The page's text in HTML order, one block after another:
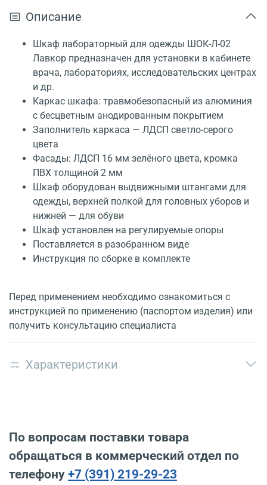
Описание
Шкаф лабораторный для одежды ШОК-Л-02
Лавкор предназначен для установки в кабинете
врача, лабораториях, исследовательских центрах
и др.
Каркас шкафа: травмобезопасный из алюминия
с бесцветным анодированным покрытием
Заполнитель каркаса — ЛДСП светло-серого
цвета
Фасады: ЛДСП 16 мм зелёного цвета, кромка
ПВХ толщиной 2 мм
Шкаф оборудован выдвижными штангами для
одежды, верхней полкой для головных уборов и
нижней — для обуви
Шкаф установлен на регулируемые опоры
Поставляется в разобранном виде
Инструкция по сборке в комплекте
Перед применением необходимо ознакомиться с
инструкцией по применению (паспортом изделия) или
получить консультацию специалиста
Характеристики
По вопросам поставки товара
обращаться в коммерческий отдел по
телефону +7 (391) 219-29-23